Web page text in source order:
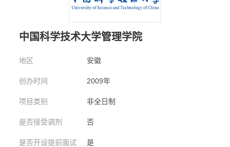
中国科学技术大学管理学院
地区 安徽
创办时间 2009年
项目类别 非全日制
是否接受调剂 否
是否开设提前面试 是